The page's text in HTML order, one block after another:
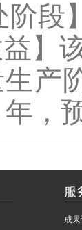
阶
益】
产
年，
服
成